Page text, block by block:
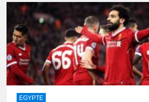
EGYPTE